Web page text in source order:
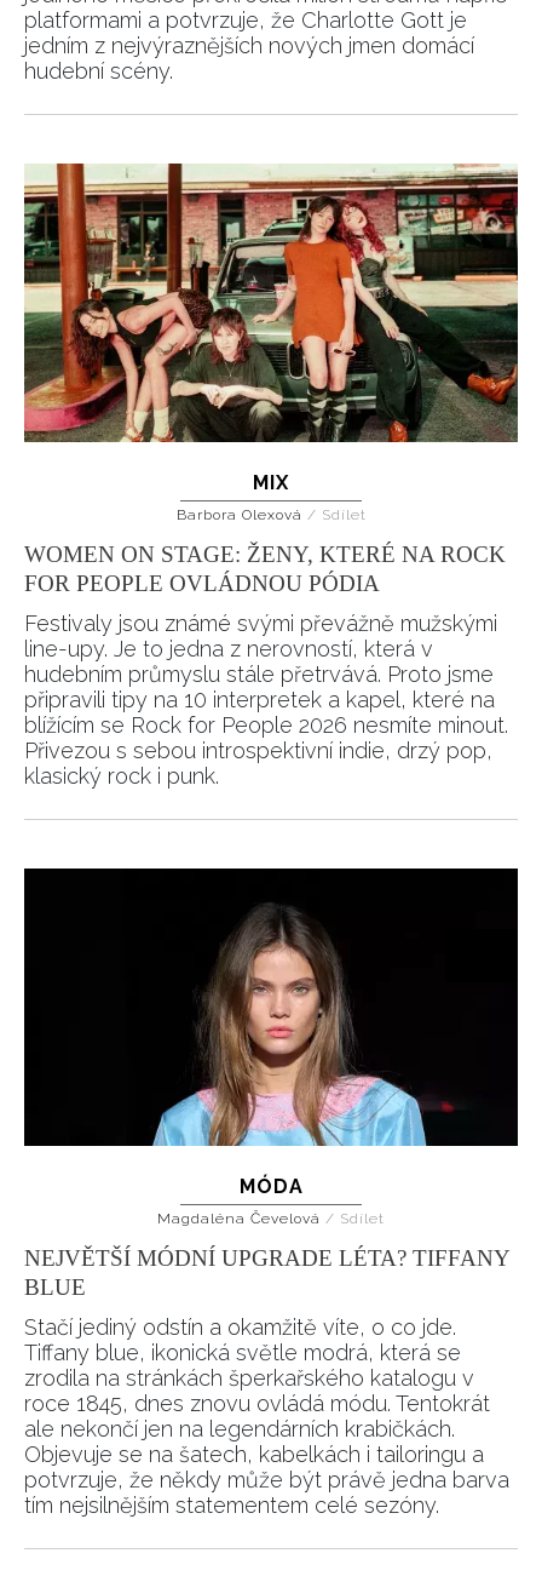
platformami a potvrzuje, že Charlotte Gott je
jedním z nejvýraznějších nových jmen domácí
hudební scény.
MIX
Barbora Olexová / Sdílet
WOMEN ON STAGE: ŽENY, KTERÉ NA ROCK
FOR PEOPLE OVLÁDNOU PÓDIA
Festivaly jsou známé svými převážně mužskými
line-upy. Je to jedna z nerovností, která v
hudebním průmyslu stále přetrvává. Proto jsme
připravili tipy na 10 interpretek a kapel, které na
blížícím se Rock for People 2026 nesmíte minout.
Přivezou s sebou introspektivní indie, drzý pop,
klasický rock i punk.
MÓDA
Magdaléna Čevelová / Sdílet
NEJVĚTŠÍ MÓDNÍ UPGRADE LÉTA? TIFFANY
BLUE
Stačí jediný odstín a okamžitě víte, o co jde.
Tiffany blue, ikonická světle modrá, která se
zrodila na stránkách šperkařského katalogu v
roce 1845, dnes znovu ovládá módu. Tentokrát
ale nekončí jen na legendárních krabičkách.
Objevuje se na šatech, kabelkách i tailoringu a
potvrzuje, že někdy může být právě jedna barva
tím nejsilnějším statementem celé sezóny.